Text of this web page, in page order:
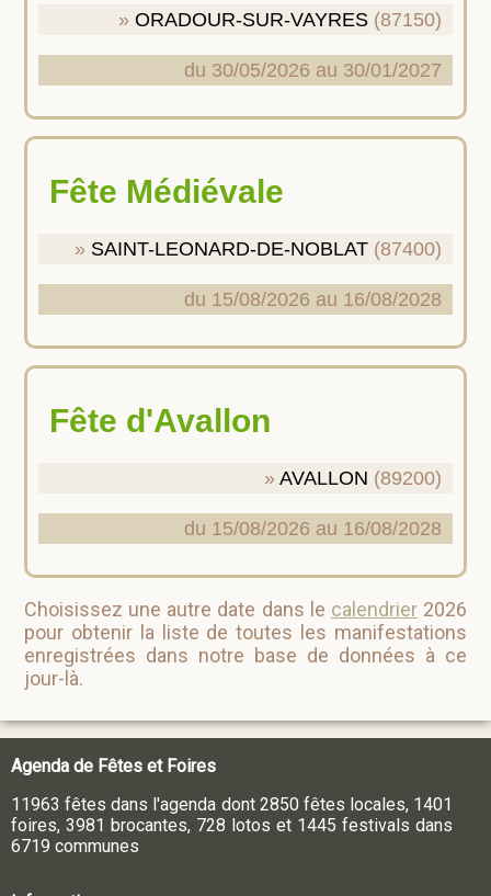
ORADOUR-SUR-VAYRES (87150)
du 30/05/2026 au 30/01/2027
Fête Médiévale
SAINT-LEONARD-DE-NOBLAT (87400)
du 15/08/2026 au 16/08/2028
Fête d'Avallon
AVALLON (89200)
du 15/08/2026 au 16/08/2028
Choisissez une autre date dans le calendrier2026
pour obtenir la liste de toutes les manifestations
enregistrées dans notre base de données à ce
jour-là.
Agenda de Fêtes et Foires
11963 fêtes dans l'agenda dont 2850 fêtes locales, 1401
foires, 3981 brocantes, 728 lotos et 1445 festivals dans
6719 communes